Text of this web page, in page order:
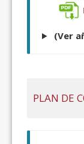
(Ver
PLAN DE